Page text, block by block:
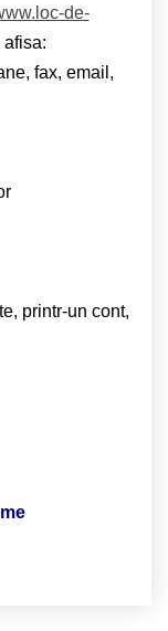
de-
afisa:
fax, email,
printr-un cont,